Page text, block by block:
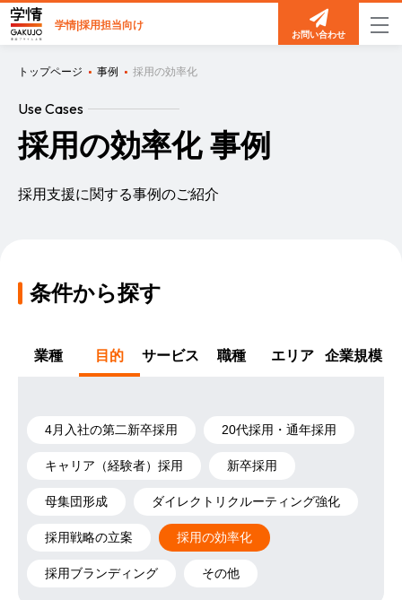
学情|採用担当向け
お問い合わせ
トップページ 事例 採用の効率化
Use Cases
採用の効率化 事例
採用支援に関する事例のご紹介
条件から探す
業種 目的 サービス 職種 エリア 企業規模
4月入社の第二新卒採用 20代採用・通年採用
キャリア（経験者）採用 新卒採用
母集団形成 ダイレクトリクルーティング強化
採用戦略の立案 採用の効率化
採用ブランディング その他